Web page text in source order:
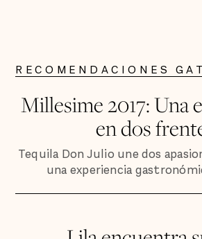
RECOMENDACIONES
Millesime 2017: Una
en dos
Tequila Don Julio une dos
una experiencia